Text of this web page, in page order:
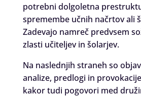
potrebni dolgoletna
spremembe učnih načrtov ali
Zadevajo namreč predvsem
zlasti učiteljev in šolarjev.
Na naslednjih straneh so
analize, predlogi in
kakor tudi pogovori med